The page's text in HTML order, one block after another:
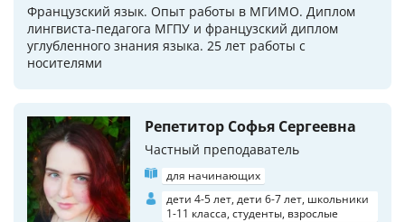
Французский язык. Опыт работы в МГИМО. Диплом
лингвиста-педагога МГПУ и французский диплом
углубленного знания языка. 25 лет работы с
носителями
Репетитор Софья Сергеевна
Частный преподаватель
для начинающих
дети 4-5 лет, дети 6-7 лет, школьники
1-11 класса, студенты, взрослые